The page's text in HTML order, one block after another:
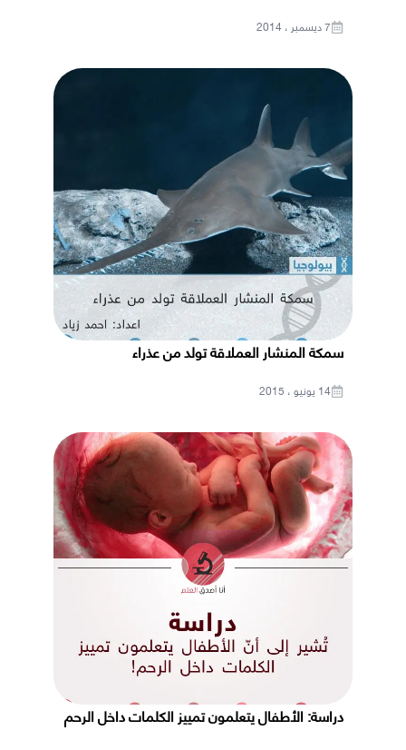
7 ديسمبر ، 2014
سمكة المنشار العملاقة تولد من عذراء
14 يونيو ، 2015
دراسة: الأطفال يتعلمون تمييز الكلمات داخل الرحم